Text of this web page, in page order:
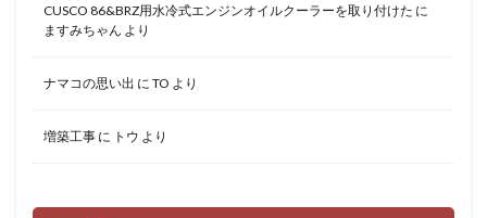
CUSCO 86&BRZ用水冷式エンジンオイルクーラーを取り付けた に
ますみちゃん より
ナマコの思い出 に TO より
増築工事 に トウ より